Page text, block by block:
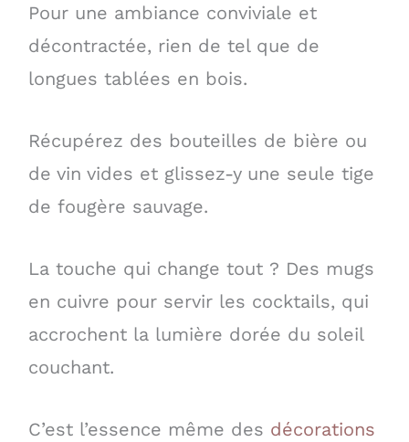
Pour une ambiance conviviale et
décontractée, rien de tel que de
longues tablées en bois.
Récupérez des bouteilles de bière ou
de vin vides et glissez-y une seule tige
de fougère sauvage.
La touche qui change tout ? Des mugs
en cuivre pour servir les cocktails, qui
accrochent la lumière dorée du soleil
couchant.
C’est l’essence même des décorations